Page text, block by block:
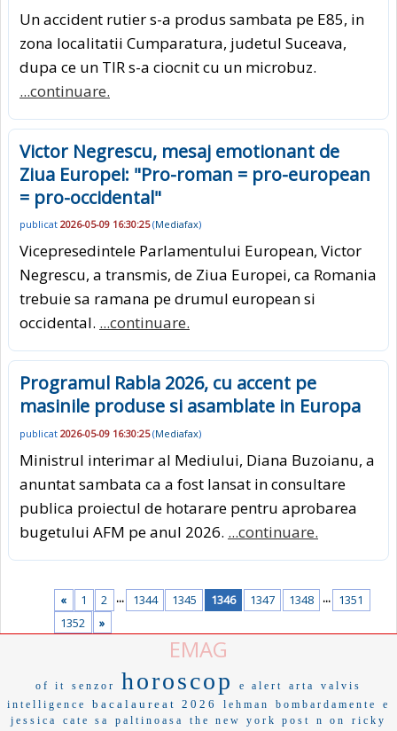
Un accident rutier s-a produs sambata pe E85, in
zona localitatii Cumparatura, judetul Suceava,
dupa ce un TIR s-a ciocnit cu un microbuz.
...continuare.
Victor Negrescu, mesaj emotionant de
Ziua Europei: "Pro-roman = pro-european
= pro-occidental"
publicat 2026-05-09 16:30:25(Mediafax)
Vicepresedintele Parlamentului European, Victor
Negrescu, a transmis, de Ziua Europei, ca Romania
trebuie sa ramana pe drumul european si
occidental. ...continuare.
Programul Rabla 2026, cu accent pe
masinile produse si asamblate in Europa
publicat 2026-05-09 16:30:25(Mediafax)
Ministrul interimar al Mediului, Diana Buzoianu, a
anuntat sambata ca a fost lansat in consultare
publica proiectul de hotarare pentru aprobarea
bugetului AFM pe anul 2026. ...continuare.
« 1 2 ... 1344 1345 1346 1347 1348 ... 1351
1352
»
EMAG
of it senzor horoscop e alert arta
valvis
intelligence
bacalaureat 2026 lehman bombardamente
e
jessica
cate sa paltinoasa the new york post n on
ricky